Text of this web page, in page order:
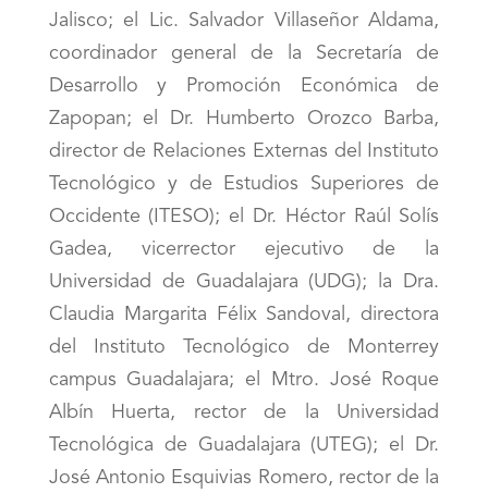
Jalisco; el Lic. Salvador Villaseñor Aldama,
coordinador general de la Secretaría de
Desarrollo y Promoción Económica de
Zapopan; el Dr. Humberto Orozco Barba,
director de Relaciones Externas del Instituto
Tecnológico y de Estudios Superiores de
Occidente (ITESO); el Dr. Héctor Raúl Solís
Gadea, vicerrector ejecutivo de la
Universidad de Guadalajara (UDG); la Dra.
Claudia Margarita Félix Sandoval, directora
del Instituto Tecnológico de Monterrey
campus Guadalajara; el Mtro. José Roque
Albín Huerta, rector de la Universidad
Tecnológica de Guadalajara (UTEG); el Dr.
José Antonio Esquivias Romero, rector de la